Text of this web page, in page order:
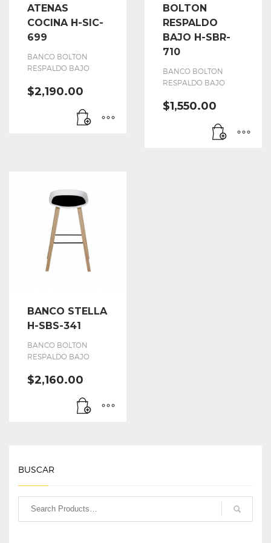
ATENAS
COCINA H-SIC-
699
BANCO BOLTON
RESPALDO BAJO
$2,190.00
BOLTON
RESPALDO
BAJO H-SBR-
710
BANCO BOLTON
RESPALDO BAJO
$1,550.00
BANCO STELLA
H-SBS-341
BANCO BOLTON
RESPALDO BAJO
$2,160.00
BUSCAR